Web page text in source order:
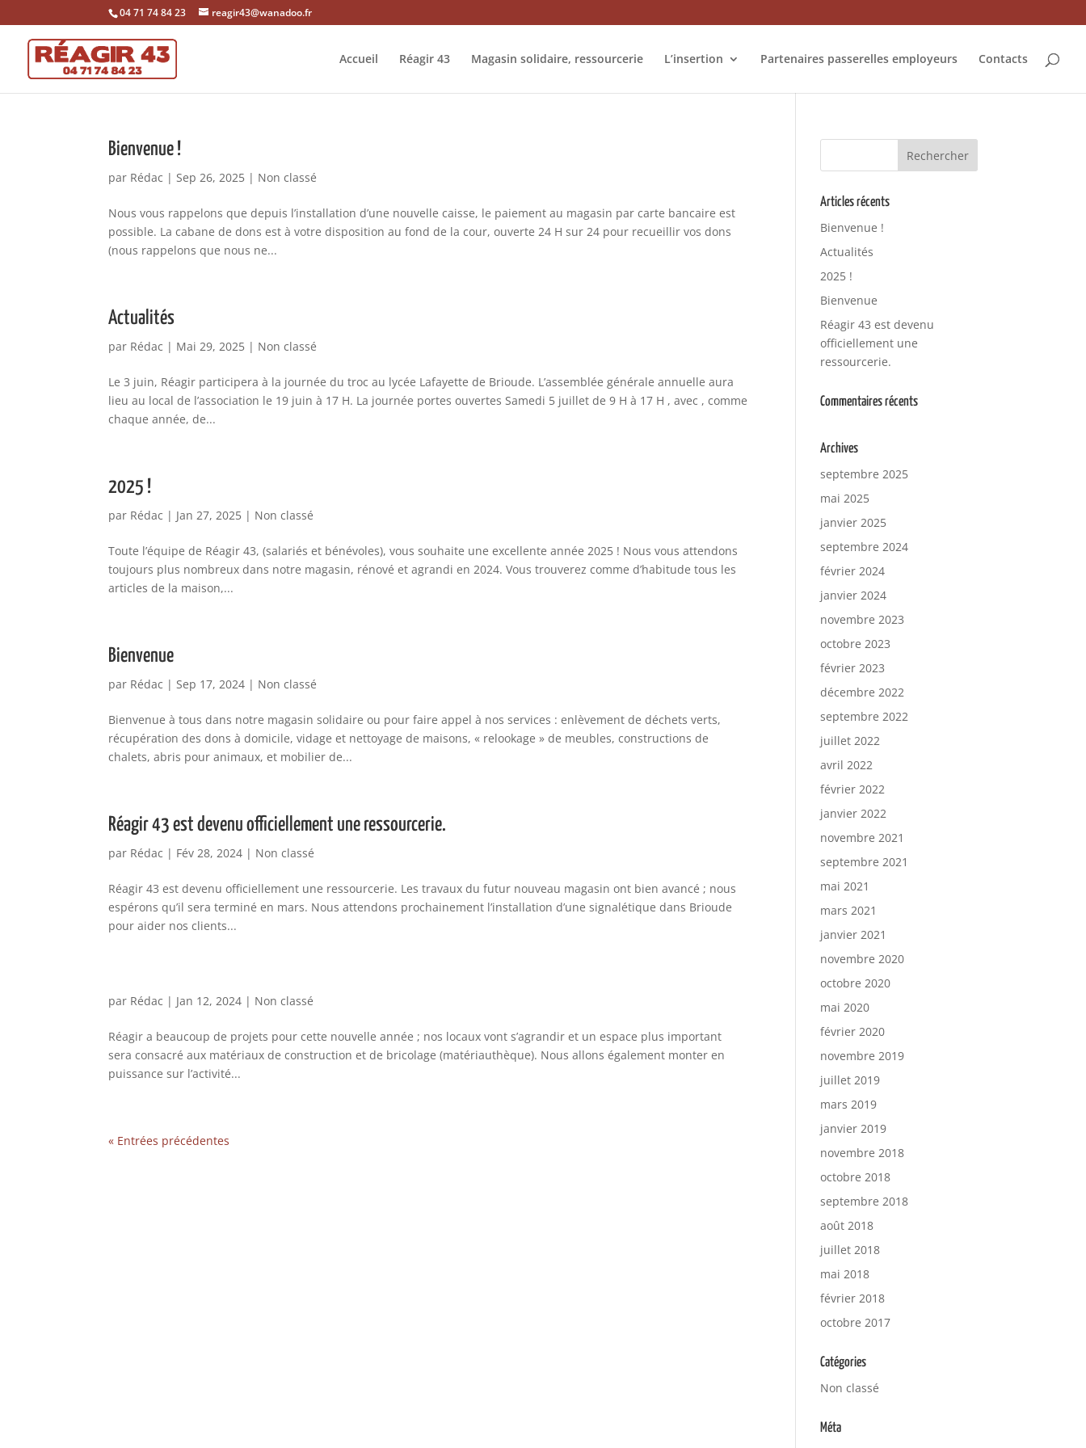
04 71 74 84 23 reagir43@wanadoo.fr
Accueil Réagir 43 Magasin solidaire, ressourcerie L’insertion Partenaires passerelles employeurs Contacts
Bienvenue !
par Rédac |Sep 26, 2025 | Non classé
Nous vous rappelons que depuis l’installation d’une nouvelle caisse, le paiement au magasin par carte bancaire est
possible. La cabane de dons est à votre disposition au fond de la cour, ouverte 24 H sur 24 pour recueillir vos dons
(nous rappelons que nous ne...
Actualités
par Rédac | Mai 29, 2025 | Non classé
Le 3 juin, Réagir participera à la journée du troc au lycée Lafayette de Brioude. L’assemblée générale annuelle aura
lieu au local de l’association le 19 juin à 17 H. La journée portes ouvertes Samedi 5 juillet de 9 H à 17 H , avec , comme
chaque année, de...
2025 !
par Rédac | Jan 27, 2025 | Non classé
Toute l’équipe de Réagir 43, (salariés et bénévoles), vous souhaite une excellente année 2025 ! Nous vous attendons
toujours plus nombreux dans notre magasin, rénové et agrandi en 2024. Vous trouverez comme d’habitude tous les
articles de la maison,...
Bienvenue
par Rédac |Sep 17, 2024 | Non classé
Bienvenue à tous dans notre magasin solidaire ou pour faire appel à nos services : enlèvement de déchets verts,
récupération des dons à domicile, vidage et nettoyage de maisons, « relookage » de meubles, constructions de
chalets, abris pour animaux, et mobilier de...
Réagir 43 est devenu officiellement une ressourcerie.
par Rédac | Fév 28, 2024 | Non classé
Réagir 43 est devenu officiellement une ressourcerie. Les travaux du futur nouveau magasin ont bien avancé ; nous
espérons qu’il sera terminé en mars. Nous attendons prochainement l’installation d’une signalétique dans Brioude
pour aider nos clients...
par Rédac | Jan 12, 2024 | Non classé
Réagir a beaucoup de projets pour cette nouvelle année ; nos locaux vont s’agrandir et un espace plus important
sera consacré aux matériaux de construction et de bricolage (matériauthèque). Nous allons également monter en
puissance sur l’activité...
« Entrées précédentes
Articles récents
Bienvenue !
Actualités
2025 !
Bienvenue
Réagir 43 est devenu
officiellement une
ressourcerie.
Commentaires récents
Archives
septembre 2025
mai 2025
janvier 2025
septembre 2024
février 2024
janvier 2024
novembre 2023
octobre 2023
février 2023
décembre 2022
septembre 2022
juillet 2022
avril 2022
février 2022
janvier 2022
novembre 2021
septembre 2021
mai 2021
mars 2021
janvier 2021
novembre 2020
octobre 2020
mai 2020
février 2020
novembre 2019
juillet 2019
mars 2019
janvier 2019
novembre 2018
octobre 2018
septembre 2018
août 2018
juillet 2018
mai 2018
février 2018
octobre 2017
Catégories
Non classé
Méta